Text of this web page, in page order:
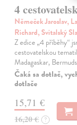
4
Němeček Jaroslav,
Richard, Svitalský
Z edice „4 příběhy“
cestovatelskou
Madagaskar,
Čaká sa dotlač,
dotlače
15,71 €
16,20 € ?